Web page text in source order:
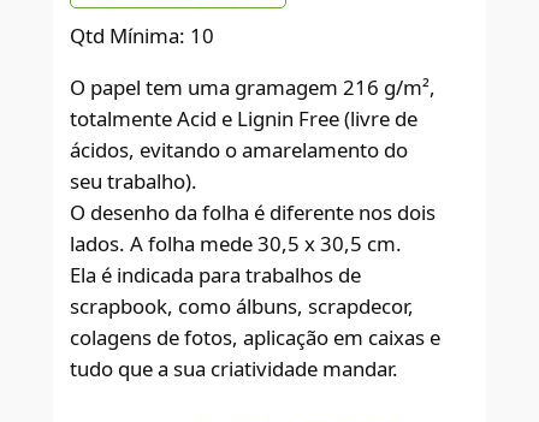
Qtd Mínima: 10
O papel tem uma gramagem 216 g/m²,
totalmente Acid e Lignin Free (livre de
ácidos, evitando o amarelamento do
seu trabalho).
O desenho da folha é diferente nos dois
lados. A folha mede 30,5 x 30,5 cm.
Ela é indicada para trabalhos de
scrapbook, como álbuns, scrapdecor,
colagens de fotos, aplicação em caixas e
tudo que a sua criatividade mandar.